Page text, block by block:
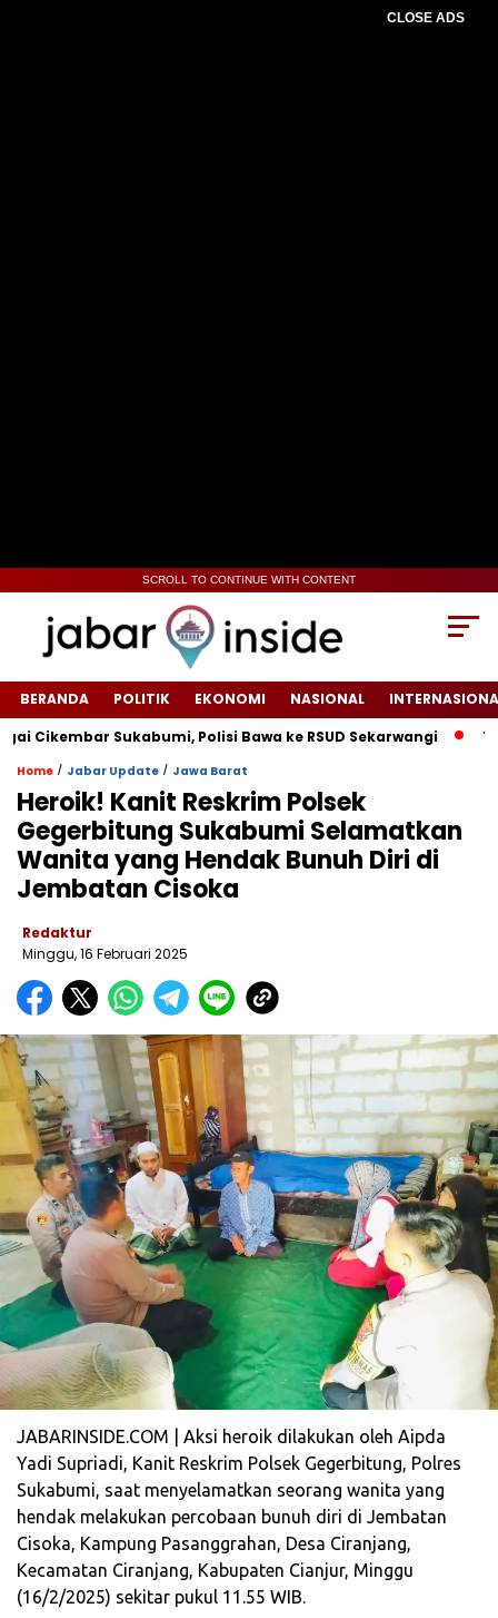
CLOSE ADS
SCROLL TO CONTINUE WITH CONTENT
BERANDA POLITIK EKONOMI NASIONAL
Sukabumi, Polisi Bawa ke RSUD Sekarwangi‎
Tiang
Home / Jabar Update / Jawa Barat
Heroik! Kanit Reskrim Polsek
Gegerbitung Sukabumi Selamatkan
Wanita yang Hendak Bunuh Diri di
Jembatan Cisoka
Redaktur
Minggu, 16 Februari 2025
JABARINSIDE.COM | Aksi heroik dilakukan oleh Aipda
Yadi Supriadi, Kanit Reskrim Polsek Gegerbitung, Polres
Sukabumi, saat menyelamatkan seorang wanita yang
hendak melakukan percobaan bunuh diri di Jembatan
Cisoka, Kampung Pasanggrahan, Desa Ciranjang,
Kecamatan Ciranjang, Kabupaten Cianjur, Minggu
(16/2/2025) sekitar pukul 11.55 WIB.